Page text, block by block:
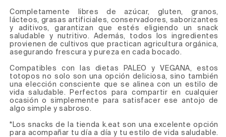
Completamente libres de azúcar, gluten, granos,
lácteos, grasas artificiales, conservadores, saborizantes
y aditivos, garantizan que estés eligiendo un snack
saludable y nutritivo. Además, todos los ingredientes
provienen de cultivos que practican agricultura orgánica,
asegurando frescura y pureza en cada bocado.
Compatibles con las dietas PALEO y VEGANA, estos
totopos no solo son una opción deliciosa, sino también
una elección consciente que se alinea con un estilo de
vida saludable. Perfectos para compartir en cualquier
ocasión o simplemente para satisfacer ese antojo de
algo simple y sabroso.
*Los snacks de la tienda k.eat son una excelente opción
para acompañar tu día a día y tu estilo de vida saludable.